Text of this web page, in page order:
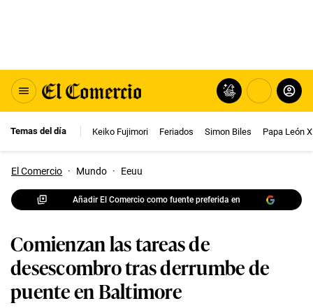
Temas del día Keiko Fujimori Feriados Simon Biles Papa León
El Comercio · Mundo · Eeuu
Añadir El Comercio como fuente preferida en
Comienzan las tareas de
desescombro tras derrumbe de
puente en Baltimore